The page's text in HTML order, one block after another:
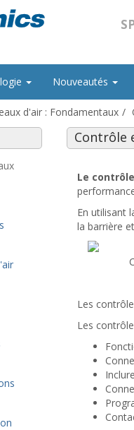
Nouveautés
d'air : Fondamentaux
Contrôle
Le
En utilisant
la barrière
Les
Les